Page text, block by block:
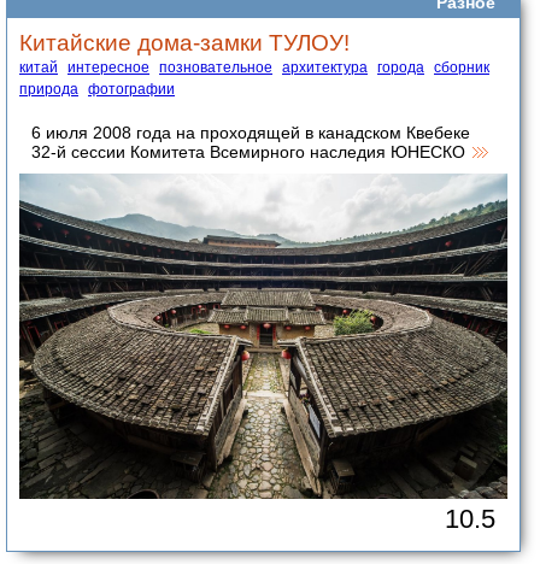
Китайские дома-замки ТУЛОУ!
китай интересное позновательное архитектура города сборник
природа фотографии
6 июля 2008 года на проходящей в канадском Квебеке
32-й сессии Комитета Всемирного наследия ЮНЕСКО
10.5